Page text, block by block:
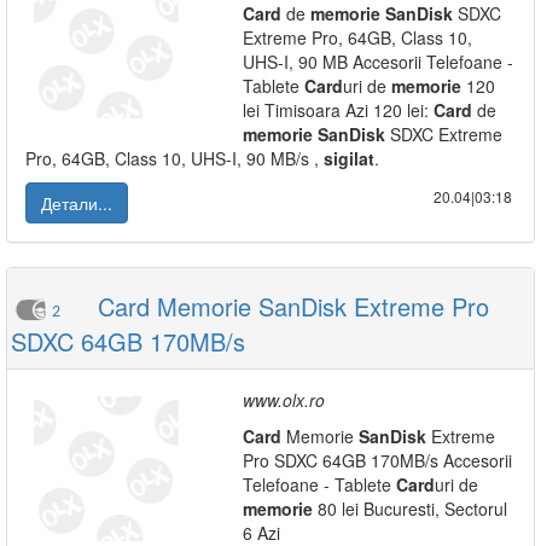
Card de memorie SanDisk SDXC
Extreme Pro, 64GB, Class 10,
UHS-I, 90 MB Accesorii Telefoane -
Tablete Carduri de memorie 120
lei Timisoara Azi 120 lei: Card de
memorie SanDisk SDXC Extreme
Pro, 64GB, Class 10, UHS-I, 90 MB/s , sigilat.
Детали...
20.04|03:18
2
Card Memorie SanDisk Extreme Pro
SDXC 64GB 170MB/s
www.olx.ro
Card Memorie SanDisk Extreme
Pro SDXC 64GB 170MB/s Accesorii
Telefoane - Tablete Carduri de
memorie 80 lei Bucuresti, Sectorul
6 Azi